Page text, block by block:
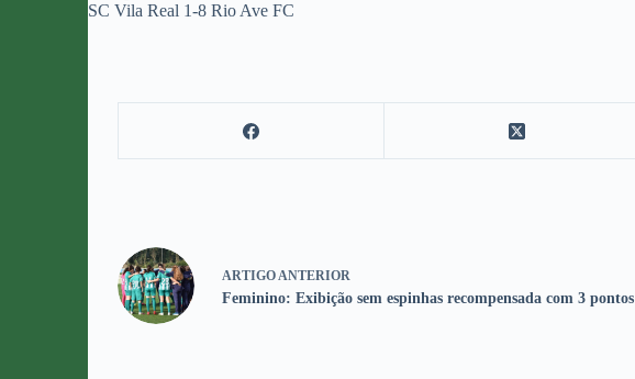
SC Vila Real 1-8 Rio Ave FC
ARTIGO ANTERIOR
Feminino: Exibição sem espinhas recompensada com 3 pontos